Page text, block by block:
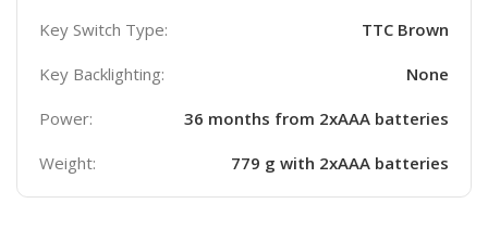
Key Switch Type: TTC Brown
Key Backlighting: None
Power: 36 months from 2xAAA batteries
Weight: 779 g with 2xAAA batteries